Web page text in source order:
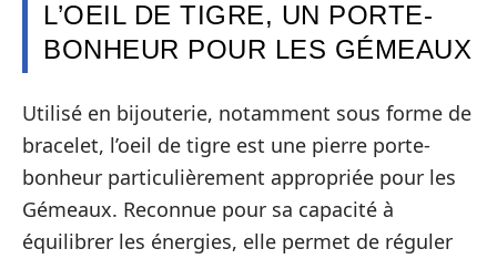
L’OEIL DE TIGRE, UN PORTE-
BONHEUR POUR LES GÉMEAUX
Utilisé en bijouterie, notamment sous forme de
bracelet, l’oeil de tigre est une pierre porte-
bonheur particulièrement appropriée pour les
Gémeaux. Reconnue pour sa capacité à
équilibrer les énergies, elle permet de réguler